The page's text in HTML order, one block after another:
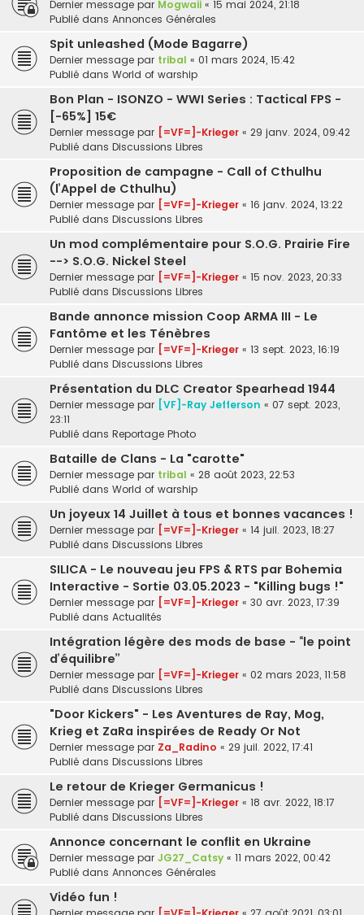
Dernier message par Mogwaii « 15 mai 2024, 21:18
Publié dans Annonces Générales
Spit unleashed (Mode Bagarre)
Dernier message par tribal « 01 mars 2024, 15:42
Publié dans World of warship
Bon Plan - ISONZO - WWI Series : Tactical FPS -
[-65%] 15€
Dernier message par [=VF=]-Krieger « 29 janv. 2024, 09:42
Publié dans Discussions Libres
Proposition de campagne - Call of Cthulhu
(l’Appel de Cthulhu)
Dernier message par [=VF=]-Krieger « 16 janv. 2024, 13:22
Publié dans Discussions Libres
Un mod complémentaire pour S.O.G. Prairie Fire
--> S.O.G. Nickel Steel
Dernier message par [=VF=]-Krieger « 15 nov. 2023, 20:33
Publié dans Discussions Libres
Bande annonce mission Coop ARMA III - Le
Fantôme et les Ténèbres
Dernier message par [=VF=]-Krieger « 13 sept. 2023, 16:19
Publié dans Discussions Libres
Présentation du DLC Creator Spearhead 1944
Dernier message par [VF]-Ray Jefferson « 07 sept. 2023,
23:11
Publié dans Reportage Photo
Bataille de Clans - La "carotte"
Dernier message par tribal « 28 août 2023, 22:53
Publié dans World of warship
Un joyeux 14 Juillet à tous et bonnes vacances !
Dernier message par [=VF=]-Krieger « 14 juil. 2023, 18:27
Publié dans Discussions Libres
SILICA - Le nouveau jeu FPS & RTS par Bohemia
Interactive - Sortie 03.05.2023 - "Killing bugs !"
Dernier message par [=VF=]-Krieger « 30 avr. 2023, 17:39
Publié dans Actualités
Intégration légère des mods de base - “le point
d’équilibre”
Dernier message par [=VF=]-Krieger « 02 mars 2023, 11:58
Publié dans Discussions Libres
"Door Kickers" - Les Aventures de Ray, Mog,
Krieg et ZaRa inspirées de Ready Or Not
Dernier message par Za_Radino « 29 juil. 2022, 17:41
Publié dans Discussions Libres
Le retour de Krieger Germanicus !
Dernier message par [=VF=]-Krieger « 18 avr. 2022, 18:17
Publié dans Discussions Libres
Annonce concernant le conflit en Ukraine
Dernier message par JG27_Catsy « 11 mars 2022, 00:42
Publié dans Annonces Générales
Vidéo fun !